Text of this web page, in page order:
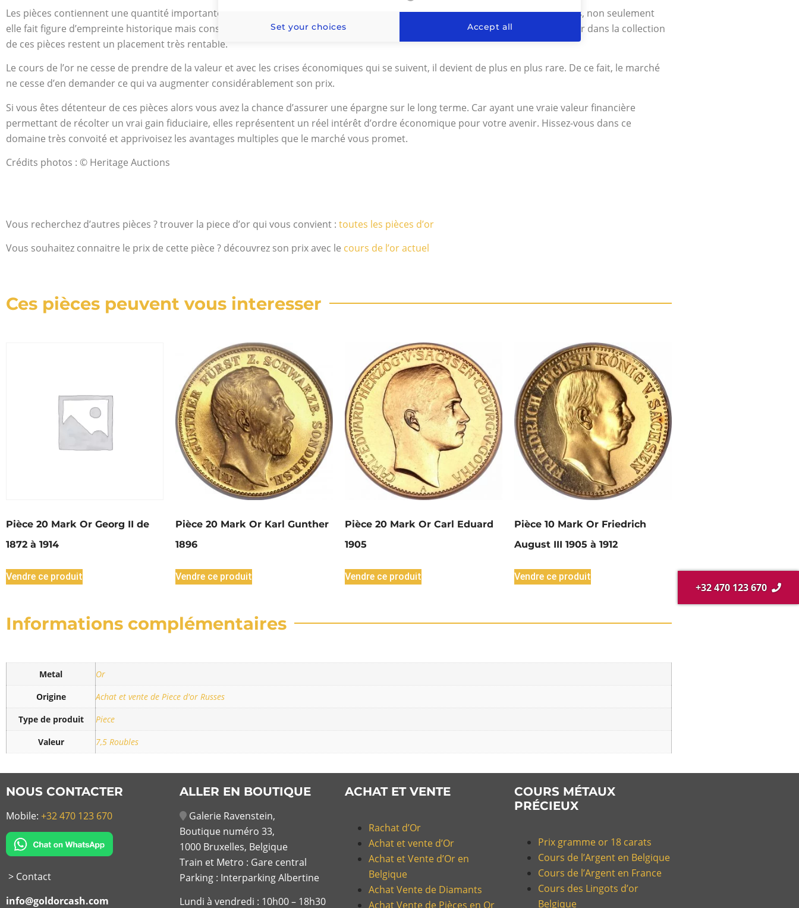
Les pièces contiennent une quantité importante d’or pur. Elles ont traversé l’histoire et ont une valeur inestimable. Dans ce sens, non seulement
elle fait figure d’empreinte historique mais constitue en même temps un vrai trésor pour son détenteur. Par conséquent, investir dans la collection
de ces pièces restent un placement très rentable.
Le cours de l’or ne cesse de prendre de la valeur et avec les crises économiques qui se suivent, il devient de plus en plus rare. De ce fait, le marché
ne cesse d’en demander ce qui va augmenter considérablement son prix.
Si vous êtes détenteur de ces pièces alors vous avez la chance d’assurer une épargne sur le long terme. Car ayant une vraie valeur financière
permettant de récolter un vrai gain fiduciaire, elles représentent un réel intérêt d’ordre économique pour votre avenir. Hissez-vous dans ce
domaine très convoité et apprivoisez les avantages multiples que le marché vous promet.
Crédits photos : © Heritage Auctions
Vous recherchez d’autres pièces ? trouver la piece d’or qui vous convient : toutes les pièces d’or
Vous souhaitez connaitre le prix de cette pièce ? découvrez son prix avec le cours de l’or actuel
Ces pièces peuvent vous interesser
Pièce 20 Mark Or Georg II de
1872 à 1914
Vendre ce produit
Pièce 20 Mark Or Karl Gunther
1896
Vendre ce produit
Pièce 20 Mark Or Carl Eduard
1905
Vendre ce produit
Pièce 10 Mark Or Friedrich
August III 1905 à 1912
Vendre ce produit
Informations complémentaires
Metal
Or
Origine
Achat et vente de Piece d'or Russes
Type de produit
Piece
Valeur
7,5 Roubles
NOUS CONTACTER
Mobile: +32 470 123 670
> Contact
info@goldorcash.com
+32 470 123 670
ALLER EN BOUTIQUE
Galerie Ravenstein,
Boutique numéro 33,
1000 Bruxelles, Belgique
Train et Metro : Gare central
Parking : Interparking Albertine
Lundi à vendredi : 10h00 – 18h30
ACHAT ET VENTE
Rachat d’Or
Achat et vente d’Or
Achat et Vente d’Or en
Belgique
Achat Vente de Diamants
Achat Vente de Pièces en Or
COURS MÉTAUX
PRÉCIEUX
Prix gramme or 18 carats
Cours de l’Argent en Belgique
Cours de l’Argent en France
Cours des Lingots d’or
Belgique
Set your choices Accept all